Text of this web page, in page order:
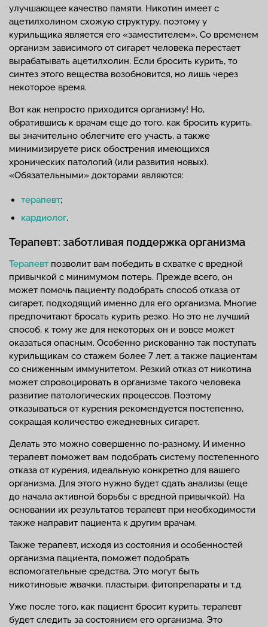
улучшающее качество памяти. Никотин имеет с
ацетилхолином схожую структуру, поэтому у
курильщика является его «заместителем». Со временем
организм зависимого от сигарет человека перестает
вырабатывать ацетилхолин. Если бросить курить, то
синтез этого вещества возобновится, но лишь через
некоторое время.
Вот как непросто приходится организму! Но,
обратившись к врачам еще до того, как бросить курить,
вы значительно облегчите его участь, а также
минимизируете риск обострения имеющихся
хронических патологий (или развития новых).
«Обязательными» докторами являются:
терапевт;
кардиолог.
Терапевт: заботливая поддержка организма
Терапевт позволит вам победить в схватке с вредной
привычкой с минимумом потерь. Прежде всего, он
может помочь пациенту подобрать способ отказа от
сигарет, подходящий именно для его организма. Многие
предпочитают бросать курить резко. Но это не лучший
способ, к тому же для некоторых он и вовсе может
оказаться опасным. Особенно рискованно так поступать
курильщикам со стажем более 7 лет, а также пациентам
со сниженным иммунитетом. Резкий отказ от никотина
может спровоцировать в организме такого человека
развитие патологических процессов. Поэтому
отказываться от курения рекомендуется постепенно,
сокращая количество ежедневных сигарет.
Делать это можно совершенно по-разному. И именно
терапевт поможет вам подобрать систему постепенного
отказа от курения, идеальную конкретно для вашего
организма. Для этого нужно будет сдать анализы (еще
до начала активной борьбы с вредной привычкой). На
основании их результатов терапевт при необходимости
также направит пациента к другим врачам.
Также терапевт, исходя из состояния и особенностей
организма пациента, поможет подобрать
вспомогательные средства. Это могут быть
никотиновые жвачки, пластыри, фитопрепараты и т.д.
Уже после того, как пациент бросит курить, терапевт
будет следить за состоянием его организма. Это